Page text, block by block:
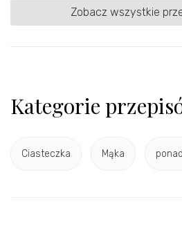
Zobacz wszystkie
Kategorie
Ciasteczka Mąka